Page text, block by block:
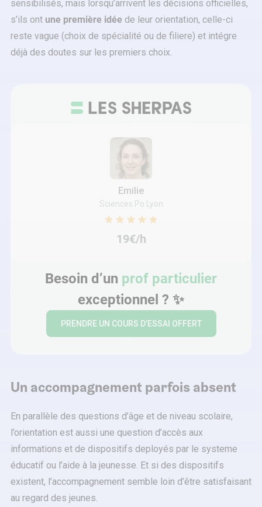
sensibilisés, mais lorsqu’arrivent les décisions officielles,
s’ils ont une première idée de leur orientation, celle-ci
reste vague (choix de spécialité ou de filiere) et intégre
déjà des doutes sur les premiers choix.
Emilie
Sciences Po Lyon
19€/h
Besoin d’un prof particulier
exceptionnel ? ✨
PRENDRE UN COURS D’ESSAI OFFERT
Un accompagnement parfois absent
En parallèle des questions d’âge et de niveau scolaire,
l’orientation est aussi une question d’accès aux
informations et de dispositifs deployés par le systeme
éducatif ou l’aide à la jeunesse. Et si des dispositifs
existent, l’accompagnement semble loin d’être satisfaisant
au regard des jeunes.